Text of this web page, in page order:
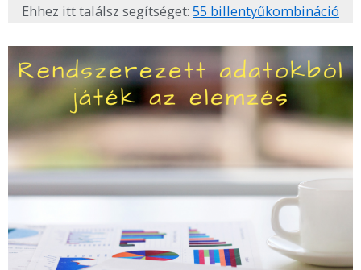
Ehhez itt találsz segítséget: 55 billentyűkombináció